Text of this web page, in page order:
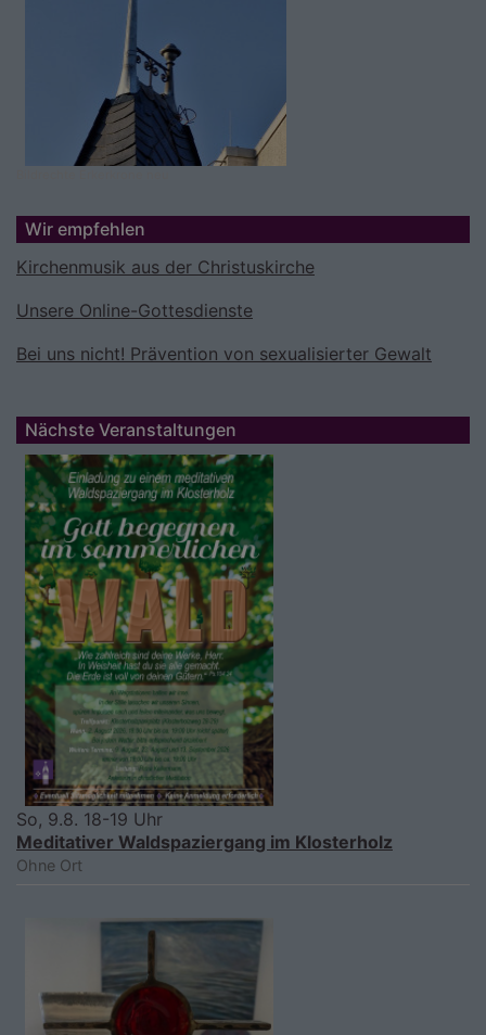
Wir empfehlen
Kirchenmusik aus der Christuskirche
Unsere Online-Gottesdienste
Bei uns nicht! Prävention von sexualisierter Gewalt
Nächste Veranstaltungen
So, 9.8. 18-19 Uhr
Meditativer Waldspaziergang im Klosterholz
Ohne Ort